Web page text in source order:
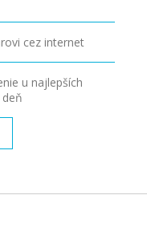
cez internet
u najlepších